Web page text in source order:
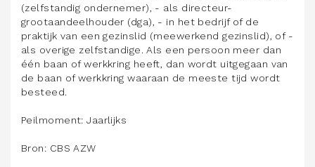
(zelfstandig ondernemer), - als directeur-
grootaandeelhouder (dga), - in het bedrijf of de
praktijk van een gezinslid (meewerkend gezinslid), of -
als overige zelfstandige. Als een persoon meer dan
één baan of werkkring heeft, dan wordt uitgegaan van
de baan of werkkring waaraan de meeste tijd wordt
besteed.
Peilmoment: Jaarlijks
Bron: CBS AZW